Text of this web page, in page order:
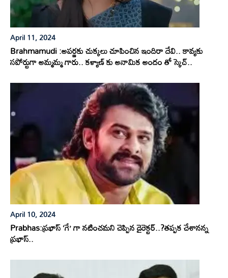
April 11, 2024
Brahmamudi :అపర్ణకు చుక్కలు చూపించిన ఇందిరా దేవి.. కావ్యకు
సపోర్టుగా అమ్మమ్మ గారు.. కళ్యాణ్ కు అనామిక అందం తో స్కెచ్..
April 10, 2024
Prabhas:ప్రభాస్ ‘గే’ గా నటించమని చెప్పిన డైరెక్టర్..?తప్పక చేశానన్న
ప్రభాస్..